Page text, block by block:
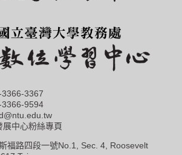
3367
9594
展中心粉絲專頁
福路四段一號No.1, Sec. 4, Roosevelt